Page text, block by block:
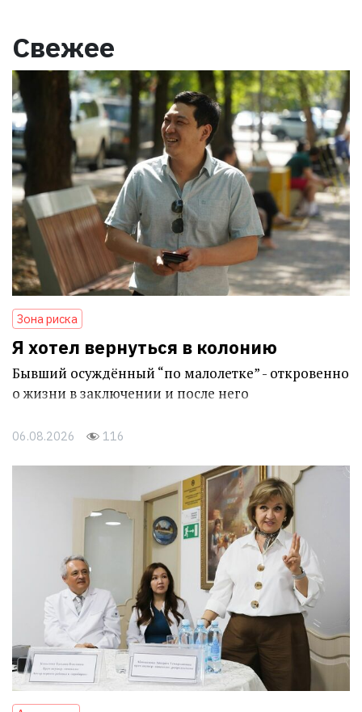
Свежее
Зона риска
Я хотел вернуться в колонию
Бывший осуждённый “по малолетке” - откровенно
о жизни в заключении и после него
06.08.2026 116